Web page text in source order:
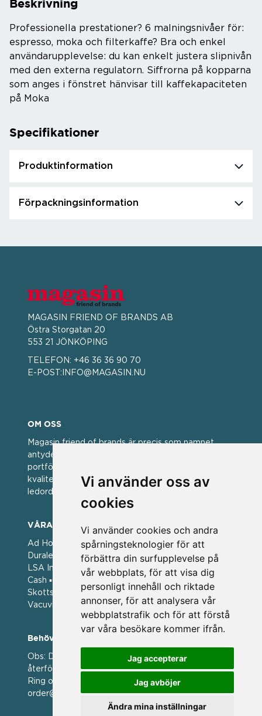
Vi använder oss av
cookies
Vi använder cookies och andra
spårningsteknologier för att
förbättra din surfupplevelse på
vår webbplats, för att visa dig
personligt innehåll och riktade
annonser, för att analysera vår
webbplatstrafik och för att förstå
var våra besökare kommer ifrån.
Jag accepterar
Jag avböjer
Ändra mina inställningar
Beskrivning
Professionella prestationer? 6 malningsnivåer för:
espresso, moka och filterkaffe? Bra och enkel
användarupplevelse: du kan enkelt justera slipnivån
med den externa regulatorn. Siffrorna på kopparna
som anges i fönstret hänvisar till kaffekapaciteten
på Moka
Specifikationer
Produktinformation
Förpackningsinformation
MAGASIN FRIEND OF BRANDS AB
Östra Storgatan 20
553 21 JÖNKÖPING
TELEFON: +46 36 36 90 70
E-POST: INFO@MAGASIN.NU
OM OSS
Magasin friend of brands är precis som namnet
antyder; en vän av varumärken. Vi har idag en stor
portfölj med välkända varumärken med hög
kvalitet. För oss har kvalitet alltid varit ett av
ledorden och som styrt vår verksamhet.
VÅRA VARUMÄRKEN
Ad Hoc ▪ Bialetti ▪ Cole & Mason ▪ Caps Me ▪
Duralex ▪ Forged ▪ G3 Ferrari ▪ Ken Hom ▪ Kilner ▪
LSA International ▪ Laguiole Style de Vie ▪ Mason
Cash ▪ Pintinox ▪ Plate-it ▪ Price and Kengsington ▪
Skottsberg ▪ Scandinavian Home ▪ Style de Vie ▪
Vacuvin ▪ Viners ▪ Zack ▪ Zyliss
Behöver du hjälp att beställa?
Obs: Detta är en webshop enbart för våra
återförsäljare.
Ring oss på 036 369070 eller mejla till oss på
order@magasin.nu